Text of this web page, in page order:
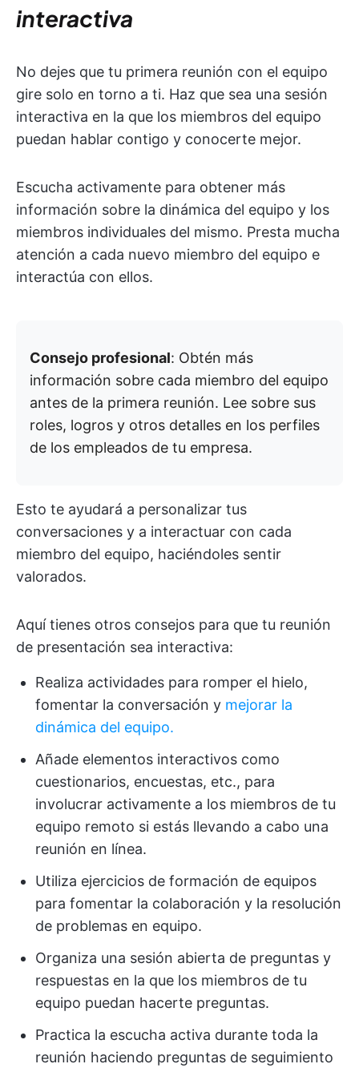
interactiva
No dejes que tu primera reunión con el equipo
gire solo en torno a ti. Haz que sea una sesión
interactiva en la que los miembros del equipo
puedan hablar contigo y conocerte mejor.
Escucha activamente para obtener más
información sobre la dinámica del equipo y los
miembros individuales del mismo. Presta mucha
atención a cada nuevo miembro del equipo e
interactúa con ellos.
Consejo profesional: Obtén más
información sobre cada miembro del equipo
antes de la primera reunión. Lee sobre sus
roles, logros y otros detalles en los perfiles
de los empleados de tu empresa.
Esto te ayudará a personalizar tus
conversaciones y a interactuar con cada
miembro del equipo, haciéndoles sentir
valorados.
Aquí tienes otros consejos para que tu reunión
de presentación sea interactiva:
Realiza actividades para romper el hielo,
fomentar la conversación y mejorar la
dinámica del equipo.
Añade elementos interactivos como
cuestionarios, encuestas, etc., para
involucrar activamente a los miembros de tu
equipo remoto si estás llevando a cabo una
reunión en línea.
Utiliza ejercicios de formación de equipos
para fomentar la colaboración y la resolución
de problemas en equipo.
Organiza una sesión abierta de preguntas y
respuestas en la que los miembros de tu
equipo puedan hacerte preguntas.
Practica la escucha activa durante toda la
reunión haciendo preguntas de seguimiento